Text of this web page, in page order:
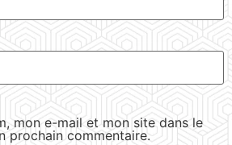
mon e-mail et mon site dans le
prochain commentaire.